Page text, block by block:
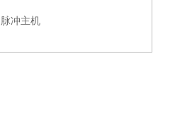
脉冲主机